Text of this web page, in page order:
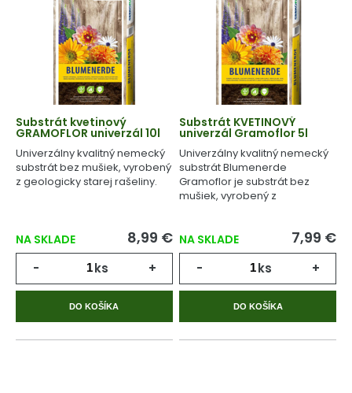
Substrát kvetinový
GRAMOFLOR univerzál 10l
Univerzálny kvalitný nemecký
substrát bez mušiek, vyrobený
z geologicky starej rašeliny.
NA SKLADE 8,99 €
- ks +
DO KOŠÍKA
Substrát KVETINOVÝ
univerzál Gramoflor 5l
Univerzálny kvalitný nemecký
substrát Blumenerde
Gramoflor je substrát bez
mušiek, vyrobený z
NA SKLADE 7,99 €
- ks +
DO KOŠÍKA